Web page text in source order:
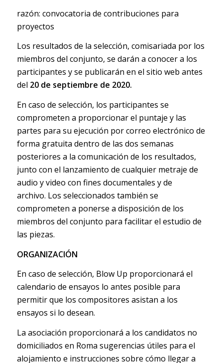
razón: convocatoria de contribuciones para
proyectos
Los resultados de la selección, comisariada por los
miembros del conjunto, se darán a conocer a los
participantes y se publicarán en el sitio web antes
del 20 de septiembre de 2020.
En caso de selección, los participantes se
comprometen a proporcionar el puntaje y las
partes para su ejecución por correo electrónico de
forma gratuita dentro de las dos semanas
posteriores a la comunicación de los resultados,
junto con el lanzamiento de cualquier metraje de
audio y video con fines documentales y de
archivo. Los seleccionados también se
comprometen a ponerse a disposición de los
miembros del conjunto para facilitar el estudio de
las piezas.
ORGANIZACIÓN
En caso de selección, Blow Up proporcionará el
calendario de ensayos lo antes posible para
permitir que los compositores asistan a los
ensayos si lo desean.
La asociación proporcionará a los candidatos no
domiciliados en Roma sugerencias útiles para el
alojamiento e instrucciones sobre cómo llegar a